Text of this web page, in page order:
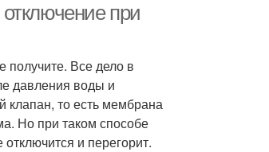
отключение при
получите. Все дело в
давления воды и
клапан, то есть мембрана
Но при таком способе
и перегорит.